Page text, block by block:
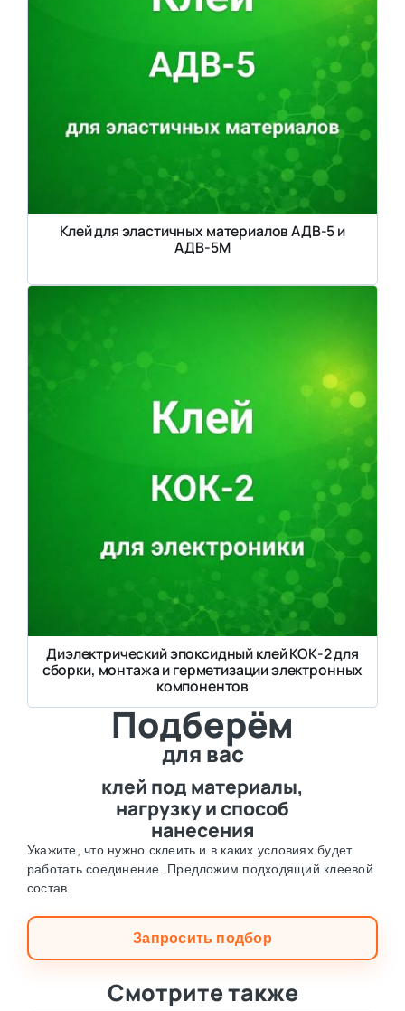
Клей для эластичных материалов АДВ-5 и
АДВ-5М
Диэлектрический эпоксидный клей КОК-2 для
сборки, монтажа и герметизации электронных
компонентов
Подберём
для вас
клей под материалы,
нагрузку и способ
нанесения
Укажите, что нужно склеить и в каких условиях будет
работать соединение. Предложим подходящий клеевой
состав.
Запросить подбор
Смотрите также